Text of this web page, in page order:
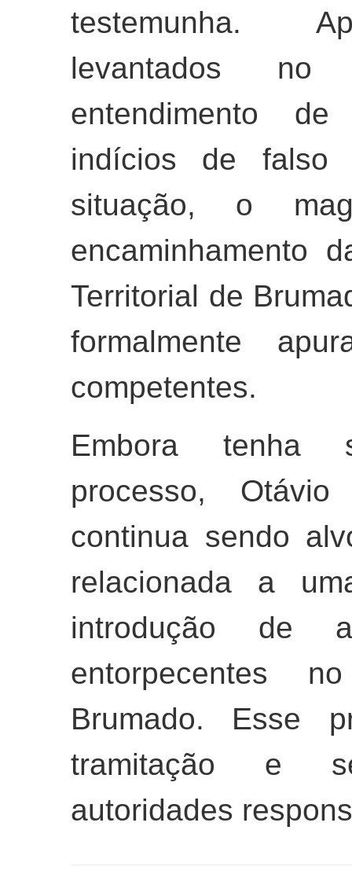
testemunha.
levantados
entendimento
indícios de falso
situação, o
encaminhamento
Territorial de
formalmente
competentes.
Embora tenha
processo,
continua sendo
relacionada a
introdução de
entorpecentes
Brumado. Esse
tramitação e
autoridades